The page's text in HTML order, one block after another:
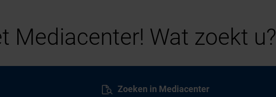
Mediacenter! Wat zoekt u?
Zoeken in Mediacenter